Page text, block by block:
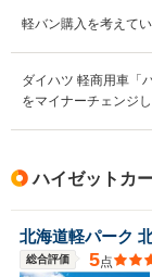
軽バン購入を考えて
ダイハツ 軽商用車「
をマイナーチェンジ
ハイゼットカ
北海道軽パーク
総合評価 5点